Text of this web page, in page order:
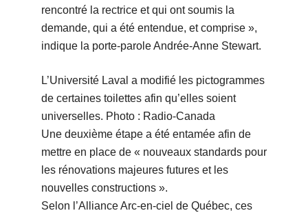
rencontré la rectrice et qui ont soumis la
demande, qui a été entendue, et comprise »,
indique la porte-parole Andrée-Anne Stewart.
L’Université Laval a modifié les pictogrammes
de certaines toilettes afin qu’elles soient
universelles. Photo : Radio-Canada
Une deuxième étape a été entamée afin de
mettre en place de « nouveaux standards pour
les rénovations majeures futures et les
nouvelles constructions ».
Selon l’Alliance Arc-en-ciel de Québec, ces